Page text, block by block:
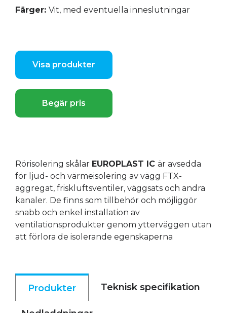
Färger: Vit, med eventuella inneslutningar
Visa produkter
Begär pris
Rörisolering skålar EUROPLAST IC är avsedda
för ljud- och värmeisolering av vägg FTX-
aggregat, friskluftsventiler, väggsats och andra
kanaler. De finns som tillbehör och möjliggör
snabb och enkel installation av
ventilationsprodukter genom ytterväggen utan
att förlora de isolerande egenskaperna
Produkter Teknisk specifikation